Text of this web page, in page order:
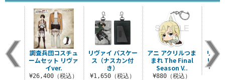
リヴァイ パスケー
ス（ナスカン付
き）
¥1,650（税込）
アニ アクリルつま
まれ The Final
Season V..
¥880（税込）
リヴ
リー
平
込）
調査兵団コスチュ
ームセット リヴァ
イver.
¥26,400（税込）